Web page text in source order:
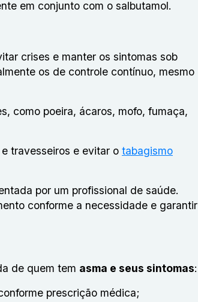
em conjunto com o salbutamol.
crises e manter os sintomas sob
os de controle contínuo, mesmo
como poeira, ácaros, mofo, fumaça,
travesseiros e evitar o tabagismo
por um profissional de saúde.
conforme a necessidade e garantir
de quem tem asma e seus sintomas:
prescrição médica;